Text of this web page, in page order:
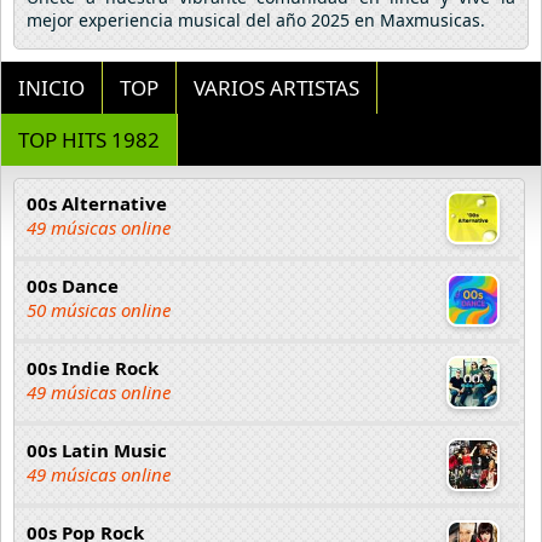
mejor experiencia musical del año 2025 en Maxmusicas.
INICIO TOP
VARIOS ARTISTAS
TOP HITS 1982
00s Alternative
49 músicas online
00s Dance
50 músicas online
00s Indie Rock
49 músicas online
00s Latin Music
49 músicas online
00s Pop Rock